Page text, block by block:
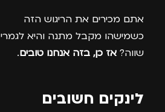
אתם מכירים את הריגוש הזה
כשמישהו מקבל מתנה והיא לגמרי
שווה? אז כן, בזה אנחנו טובים.
לינקים חשובים